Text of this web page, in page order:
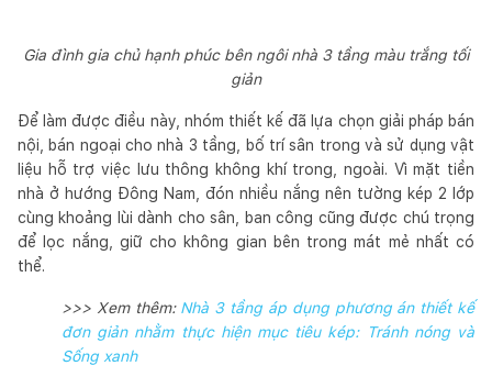
Gia đình gia chủ hạnh phúc bên ngôi nhà 3 tầng màu trắng tối
giản
Để làm được điều này, nhóm thiết kế đã lựa chọn giải pháp bán
nội, bán ngoại cho nhà 3 tầng, bố trí sân trong và sử dụng vật
liệu hỗ trợ việc lưu thông không khí trong, ngoài. Vì mặt tiền
nhà ở hướng Đông Nam, đón nhiều nắng nên tường kép 2 lớp
cùng khoảng lùi dành cho sân, ban công cũng được chú trọng
để lọc nắng, giữ cho không gian bên trong mát mẻ nhất có
thể.
>>> Xem thêm: Nhà 3 tầng áp dụng phương án thiết kế
đơn giản nhằm thực hiện mục tiêu kép: Tránh nóng và
Sống xanh